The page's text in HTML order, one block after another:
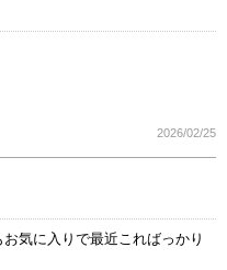
2026/02/25
気に入りで最近こればっかり